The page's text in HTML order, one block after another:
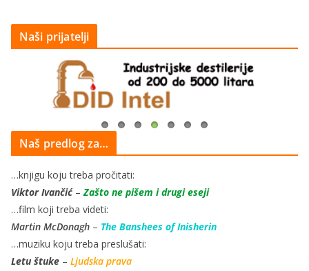
Naši prijatelji
Naš predlog za…
…knjigu koju treba pročitati:
Viktor Ivančić–Zašto ne pišem i drugi eseji
…film koji treba videti:
Martin McDonagh – The Banshees of Inisherin
…muziku koju treba preslušati:
Letu štuke – Ljudska prava